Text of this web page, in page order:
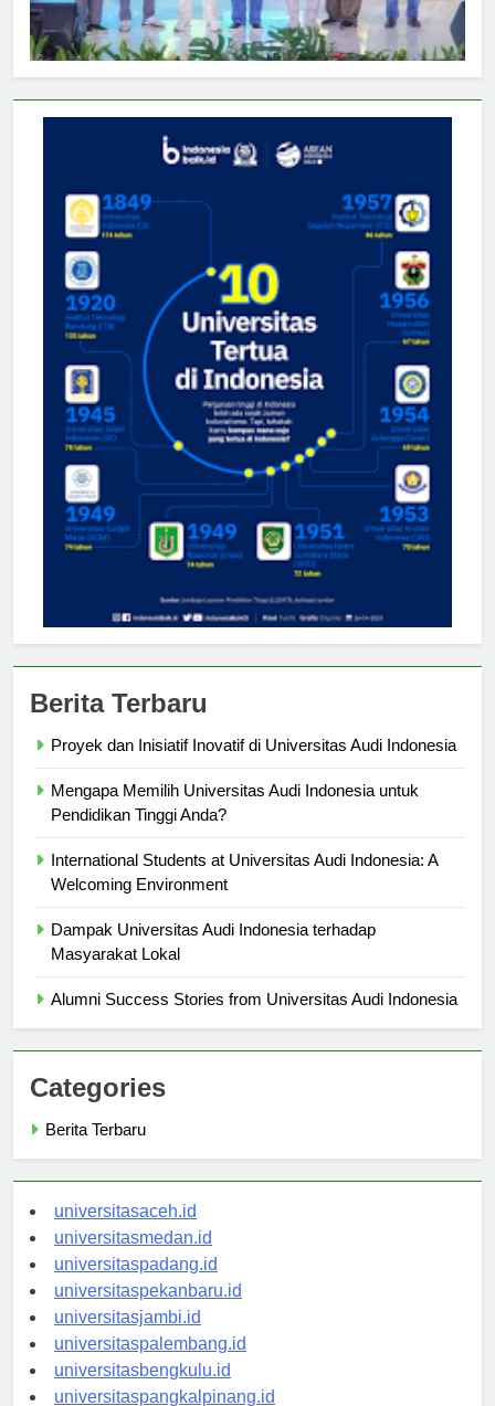
Mengapa Memilih Universitas Audi Indonesia untuk
International Students at Universitas Audi Indonesia: A
Dampak Universitas Audi Indonesia terhadap
Categories
universitasaceh.id
universitasmedan.id
universitaspadang.id
universitaspekanbaru.id
universitasjambi.id
universitaspalembang.id
universitasbengkulu.id